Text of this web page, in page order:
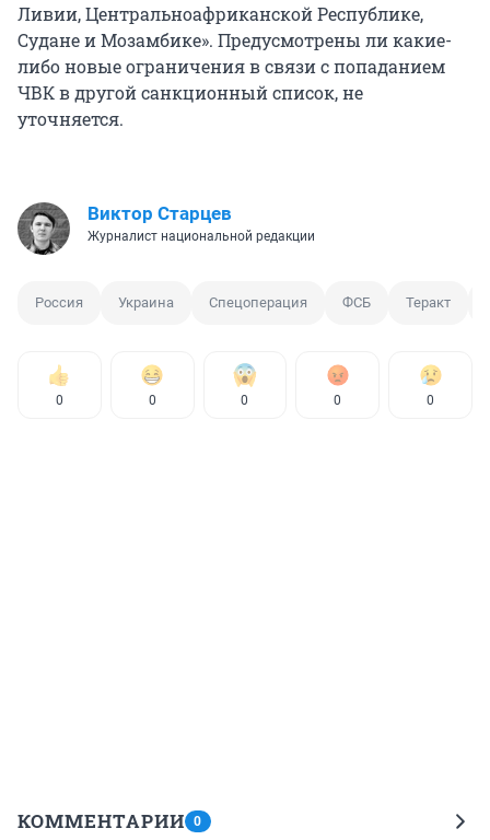
Ливии, Центральноафриканской Республике,
Судане и Мозамбике». Предусмотрены ли какие-
либо новые ограничения в связи с попаданием
ЧВК в другой санкционный список, не
уточняется.
Виктор Старцев
Журналист национальной редакции
Россия Украина Спецоперация ФСБ Теракт
0 0 0 0 0
КОММЕНТАРИИ 0